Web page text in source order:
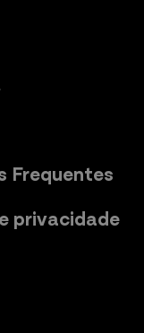
Frequentes
privacidade